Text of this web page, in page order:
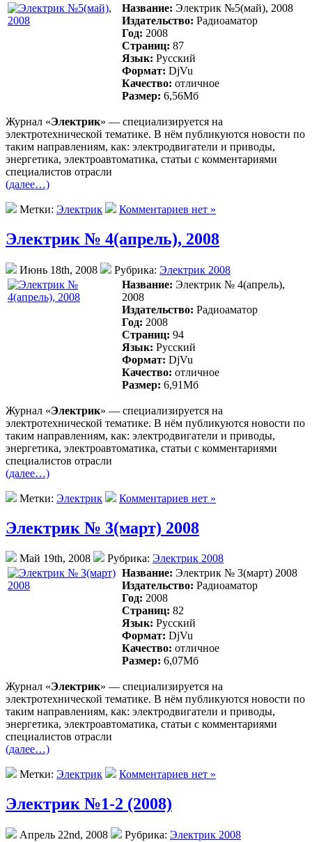
Название: Электрик №5(май), 2008
Издательство: Радиоаматор
Год: 2008
Страниц: 87
Язык: Русский
Формат: DjVu
Качество: отличное
Размер: 6,56Mб
Журнал «Электрик» — специализируется на
электротехнической тематике. В нём публикуются новости по
таким направлениям, как: электродвигатели и приводы,
энергетика, электроавтоматика, статьи с комментариями
специалистов отрасли
(далее…)
Метки: Электрик Комментариев нет »
Электрик № 4(апрель), 2008
Июнь 18th, 2008 Рубрика: Электрик 2008
Название: Электрик № 4(апрель),
2008
Издательство: Радиоаматор
Год: 2008
Страниц: 94
Язык: Русский
Формат: DjVu
Качество: отличное
Размер: 6,91Mб
Журнал «Электрик» — специализируется на
электротехнической тематике. В нём публикуются новости по
таким направлениям, как: электродвигатели и приводы,
энергетика, электроавтоматика, статьи с комментариями
специалистов отрасли
(далее…)
Метки: Электрик Комментариев нет »
Электрик № 3(март) 2008
Май 19th, 2008 Рубрика: Электрик 2008
Название: Электрик № 3(март) 2008
Издательство: Радиоаматор
Год: 2008
Страниц: 82
Язык: Русский
Формат: DjVu
Качество: отличное
Размер: 6,07Mб
Журнал «Электрик» — специализируется на
электротехнической тематике. В нём публикуются новости по
таким направлениям, как: электродвигатели и приводы,
энергетика, электроавтоматика, статьи с комментариями
специалистов отрасли
(далее…)
Метки: Электрик Комментариев нет »
Электрик №1-2 (2008)
Апрель 22nd, 2008 Рубрика: Электрик 2008